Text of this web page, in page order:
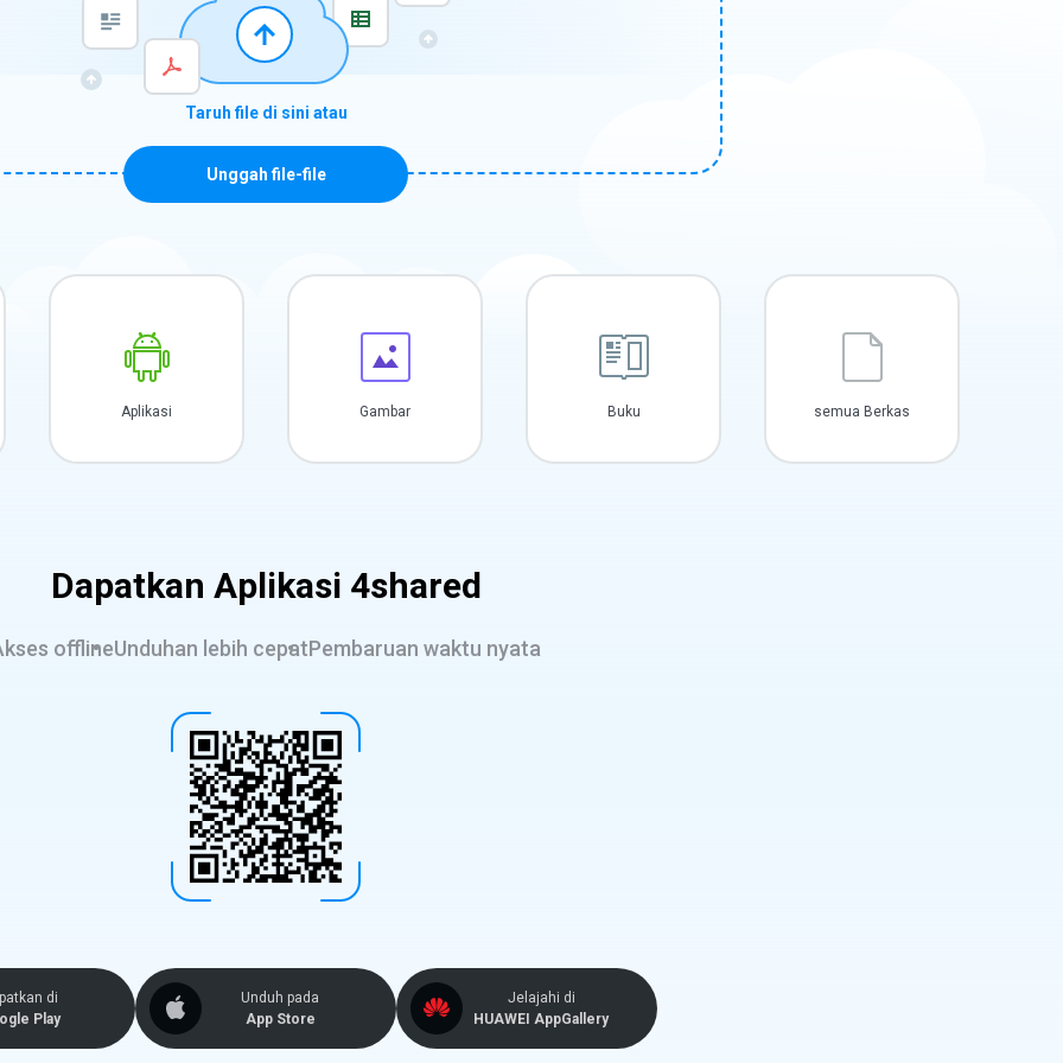
Taruh file di sini atau
Unggah file-file
Aplikasi Gambar Buku semua Berkas
Dapatkan Aplikasi 4shared
offlineUnduhan lebih cepatPembaruan waktu nyata
di
Play
Unduh pada
App Store
Jelajahi di
HUAWEI AppGallery